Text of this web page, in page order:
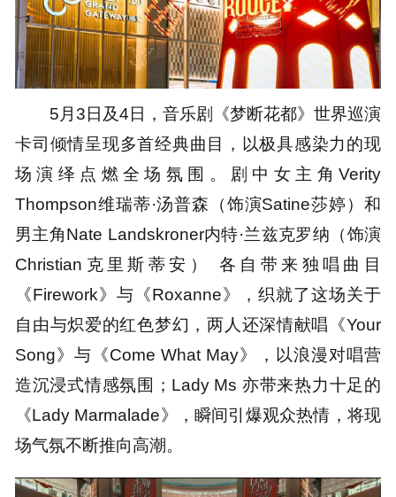
5月3日及4日，音乐剧《梦断花都》世界巡演
卡司倾情呈现多首经典曲目，以极具感染力的现
场演绎点燃全场氛围。剧中女主角Verity
Thompson维瑞蒂·汤普森（饰演Satine莎婷）和
男主角Nate Landskroner内特·兰兹克罗纳（饰演
Christian克里斯蒂安） 各自带来独唱曲目
《Firework》与《Roxanne》，织就了这场关于
自由与炽爱的红色梦幻，两人还深情献唱《Your
Song》与《Come What May》，以浪漫对唱营
造沉浸式情感氛围；Lady Ms 亦带来热力十足的
《Lady Marmalade》，瞬间引爆观众热情，将现
场气氛不断推向高潮。